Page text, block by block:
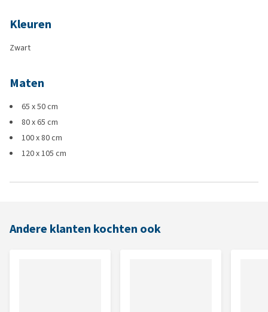
Kleuren
Zwart
Maten
65 x 50 cm
80 x 65 cm
100 x 80 cm
120 x 105 cm
Andere klanten kochten ook